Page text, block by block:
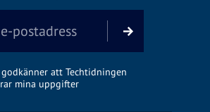
godkänner att Techtidningen
mina uppgifter